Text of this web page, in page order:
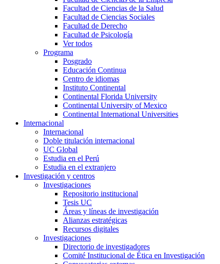
Facultad de Ciencias de la Salud
Facultad de Ciencias Sociales
Facultad de Derecho
Facultad de Psicología
Ver todos
Programa
Posgrado
Educación Continua
Centro de idiomas
Instituto Continental
Continental Florida University
Continental University of Mexico
Continental International Universities
Internacional
Internacional
Doble titulación internacional
UC Global
Estudia en el Perú
Estudia en el extranjero
Investigación y centros
Investigaciones
Repositorio institucional
Tesis UC
Áreas y líneas de investigación
Alianzas estratégicas
Recursos digitales
Investigaciones
Directorio de investigadores
Comité Institucional de Ética en Investigación